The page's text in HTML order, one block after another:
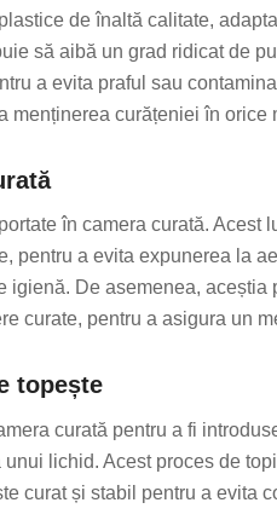
de înaltă calitate,
să aibă un grad ridicat de
a evita praful sau
menținerea curățeniei în orice
în camera curată.
pentru a evita expunerea la
igienă. De asemenea,
curate, pentru a asigura un
topește
curată pentru a fi
lichid. Acest proces de
curat și stabil pentru a evita